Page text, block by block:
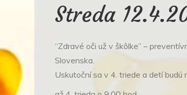
Streda
“Zdravé oči už v škôlke” –
Slovenska.
Uskutoční sa v 4. triede a detí budú